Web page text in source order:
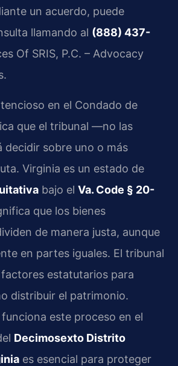
un acuerdo, puede
llamando al (888) 437-
Of SRIS, P.C. – Advocacy
en el Condado de
que el tribunal —no las
sobre uno o más
Virginia es un estado de
bajo el Va. Code § 20-
que los bienes
de manera justa, aunque
en partes iguales. El tribunal
estatutarios para
distribuir el patrimonio.
este proceso en el
Decimosexto Distrito
es esencial para proteger